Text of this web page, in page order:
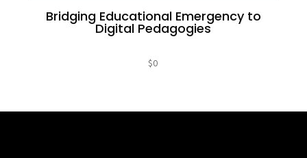
Bridging Educational Emergency to
Digital Pedagogies
$0